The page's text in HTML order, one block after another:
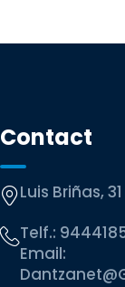
Contact
Luis Briñas,
Telf.:
Email: